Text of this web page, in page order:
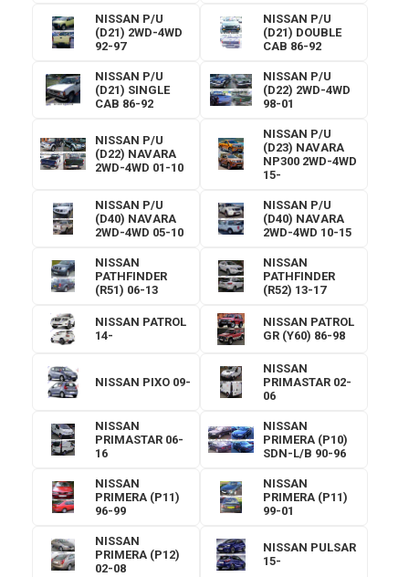
NISSAN P/U
(D21) 2WD-4WD
92-97
NISSAN P/U
(D21) DOUBLE
CAB 86-92
NISSAN P/U
(D21) SINGLE
CAB 86-92
NISSAN P/U
(D22) 2WD-4WD
98-01
NISSAN P/U
(D22) NAVARA
2WD-4WD 01-10
NISSAN P/U
(D23) NAVARA
NP300 2WD-4WD
15-
NISSAN P/U
(D40) NAVARA
2WD-4WD 05-10
NISSAN P/U
(D40) NAVARA
2WD-4WD 10-15
NISSAN
PATHFINDER
(R51) 06-13
NISSAN
PATHFINDER
(R52) 13-17
NISSAN PATROL
14-
NISSAN PATROL
GR (Y60) 86-98
NISSAN PIXO 09-
NISSAN
PRIMASTAR 02-
06
NISSAN
PRIMASTAR 06-
16
NISSAN
PRIMERA (P10)
SDN-L/B 90-96
NISSAN
PRIMERA (P11)
96-99
NISSAN
PRIMERA (P11)
99-01
NISSAN
PRIMERA (P12)
02-08
NISSAN PULSAR
15-